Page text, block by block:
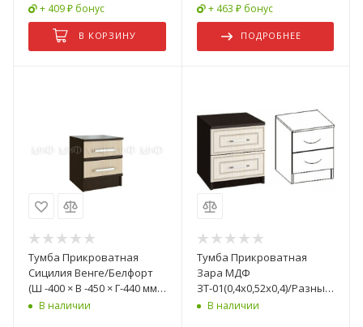
+ 409 ₽ бонус
В КОРЗИНУ
+ 463 ₽ бонус
ПОДРОБНЕЕ
Тумба Прикроватная
Сицилия Венге/Белфорт
(Ш -400 × В -450 × Г-440 мм)-
2 штВ наличии
Тумба Прикроватная
Зара МДФ
ЗТ-01(0,4х0,52х0,4)/Разные
Цвета
В наличии